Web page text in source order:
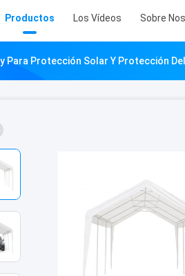
Productos Los Vídeos Sobre
Para Protección Solar Y Protección